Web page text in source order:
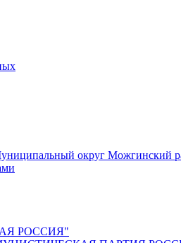
округ Можгинский
РОССИЯ"